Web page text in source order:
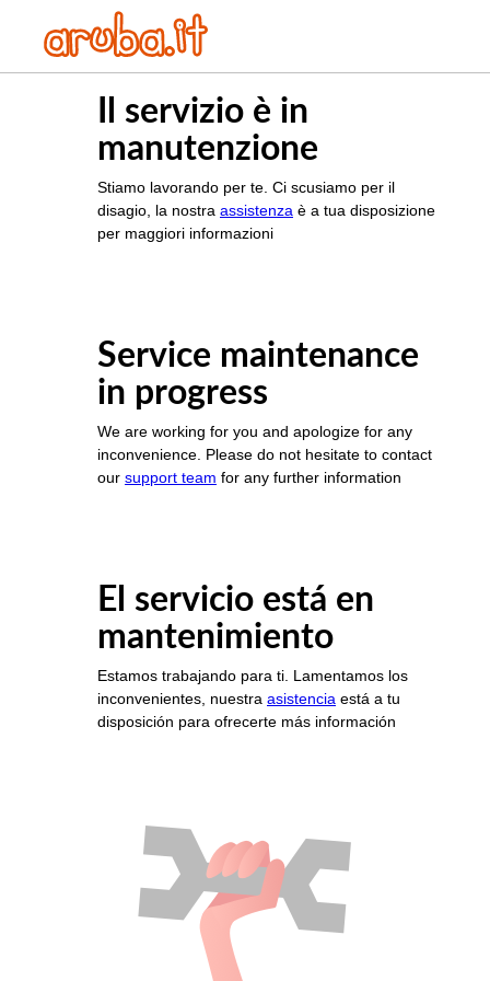
Il servizio è in
manutenzione
Stiamo lavorando per te. Ci scusiamo per il
disagio, la nostra assistenza è a tua disposizione
per maggiori informazioni
Service maintenance
in progress
We are working for you and apologize for any
inconvenience. Please do not hesitate to contact
our support team for any further information
El servicio está en
mantenimiento
Estamos trabajando para ti. Lamentamos los
inconvenientes, nuestra asistencia está a tu
disposición para ofrecerte más información